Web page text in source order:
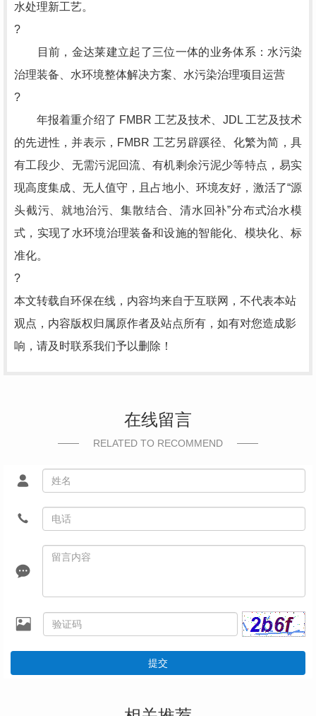
水处理新工艺。
?
目前，金达莱建立起了三位一体的业务体系：水污染
治理装备、水环境整体解决方案、水污染治理项目运营
?
年报着重介绍了 FMBR 工艺及技术、JDL 工艺及技术
的先进性，并表示，FMBR 工艺另辟蹊径、化繁为简，具
有工段少、无需污泥回流、有机剩余污泥少等特点，易实
现高度集成、无人值守，且占地小、环境友好，激活了“源
头截污、就地治污、集散结合、清水回补”分布式治水模
式，实现了水环境治理装备和设施的智能化、模块化、标
准化。
?
本文转载自环保在线，内容均来自于互联网，不代表本站
观点，内容版权归属原作者及站点所有，如有对您造成影
响，请及时联系我们予以删除！
在线留言
RELATED TO RECOMMEND
提交